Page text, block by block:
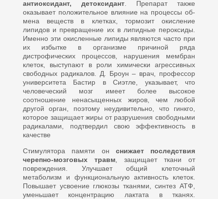
антиоксидант, детоксидант. Пре­парат также
оказывает положи­тельное влияние на процессы об­
мена веществ в клетках, тормозит окисление
липидов и превращение их в липидные пероксиды.
Именно эти окисленные липиды являются часто при
их избытке в организме причиной ряда
дистрофических процессов, нарушения мембран
клеток, выступают в роли химичес­ки агрессивных
свободных радика­лов. Д. Броун – врач, профессор
университета Бастир в Сиэтле, указывает, что
человеческий мозг имеет более высокое
соотношение ненасыщенных жиров, чем любой
другой орган, поэтому неудиви­тельно, что гинкго,
которое защи­щает жиры от разрушения свобод­ными
радикалами, подтвердил свою эффективность в
качестве
Стимулятора памяти он снижает последствия
черепно-мозговых травм, защищает ткани от
повреж­дения. Улучшает общий клеточный
метаболизм и функциональную активность клеток.
Повышает усво­ение глюкозы тканями, синтез АТФ,
уменьшает концентрацию лактата в тканях.